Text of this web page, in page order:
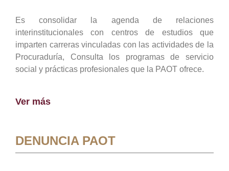
Es consolidar la agenda de relaciones
interinstitucionales con centros de estudios que
imparten carreras vinculadas con las actividades de la
Procuraduría, Consulta los programas de servicio
social y prácticas profesionales que la PAOT ofrece.
Ver más
DENUNCIA PAOT